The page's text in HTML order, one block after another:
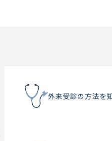
外来受診の方法を